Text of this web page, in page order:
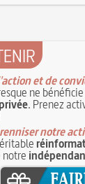
et de
ne
. Prenez
notre
notre